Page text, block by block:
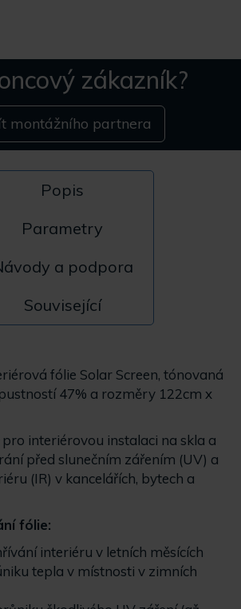
zákazník?
montážního partnera
Popis
Parametry
a podpora
Související
fólie Solar Screen, tónovaná
47% a rozměry 122cm x
pro interiérovou instalaci na skla a
před slunečním zářením (UV) a
(IR) v kancelářích, bytech a
fólie:
interiéru v letních měsících
tepla v místnosti v zimních